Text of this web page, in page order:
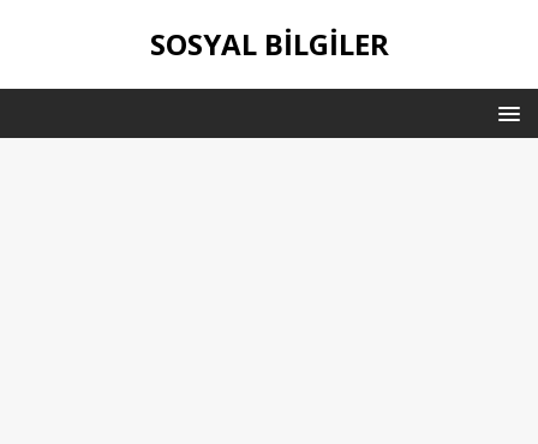
SOSYAL BILGILER